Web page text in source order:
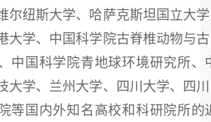
尔纽斯大学、哈萨克斯坦国立大
大学、中国科学院古脊椎动物与
中国科学院青地球环境研究所
大学、兰州大学、四川大学、四
等国内外知名高校和科研院所